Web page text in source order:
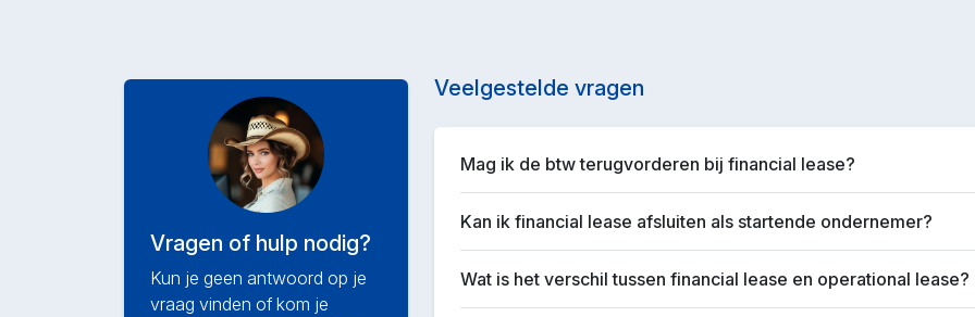
Veelgestelde vragen
Mag ik de btw terugvorderen bij financial lease?
Kan ik financial lease afsluiten als startende ondernemer?
Wat is het verschil tussen financial lease en operational lease?
Vragen of hulp nodig?
Kun je geen antwoord op je
vraag vinden of kom je